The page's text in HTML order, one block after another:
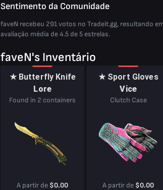
Sentimento da Comunidade
faveN recebeu 291 votos no Tradeit.gg, resultando
avaliação média de 4.5 de 5 estrelas.
faveN's Inventário
★ Butterfly Knife
Lore
Found in 2 containers
A partir de $0.00
★ Sport Gloves
Vice
Clutch Case
A partir de $0.00